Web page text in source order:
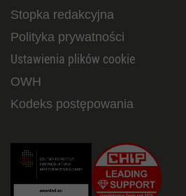
Stopka redakcyjna
Polityka prywatności
Ustawienia plików cookie
OWH
Kodeks postępowania